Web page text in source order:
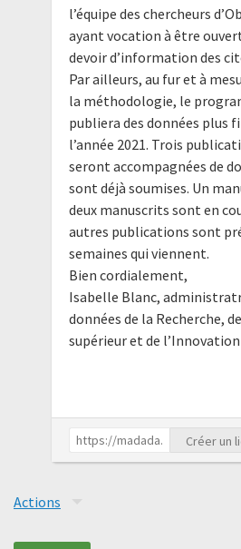
l’équipe des chercheurs
ayant vocation à être
devoir d’information des
Par ailleurs, au fur et à
la méthodologie, le
publiera des données plus
l’année 2021. Trois
seront accompagnées de
sont déjà soumises. Un
deux manuscrits sont en
autres publications sont
semaines qui viennent.
Bien cordialement,
Isabelle Blanc,
données de la Recherche,
supérieur et de l’Innovation
Créer un
Actions